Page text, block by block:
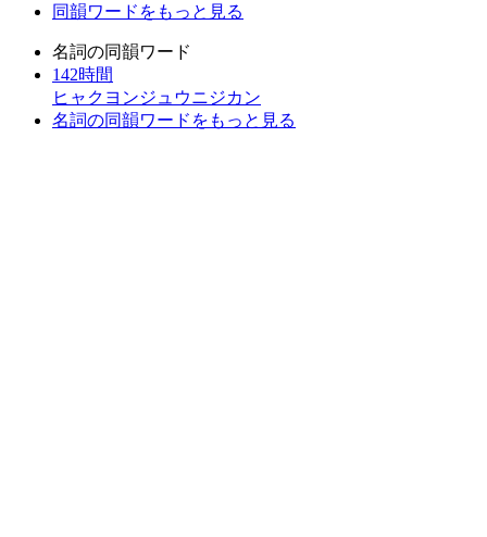
同韻ワードをもっと見る
名詞の同韻ワード
142時間
ヒャクヨンジュウニジカン
名詞の同韻ワードをもっと見る